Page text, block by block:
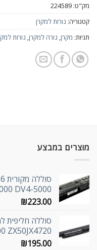
מק"ט: 224589
קטגוריה: נורות למקרן
תגיות: מקרן, נורה למקרן, נורות
מוצרים במבצע
DV4-5000
₪223.00
ZX50JX4720
₪195.00